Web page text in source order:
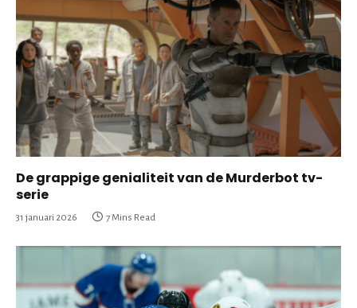
De grappige genialiteit van de Murderbot tv-
serie
31 januari 2026 7 Mins Read